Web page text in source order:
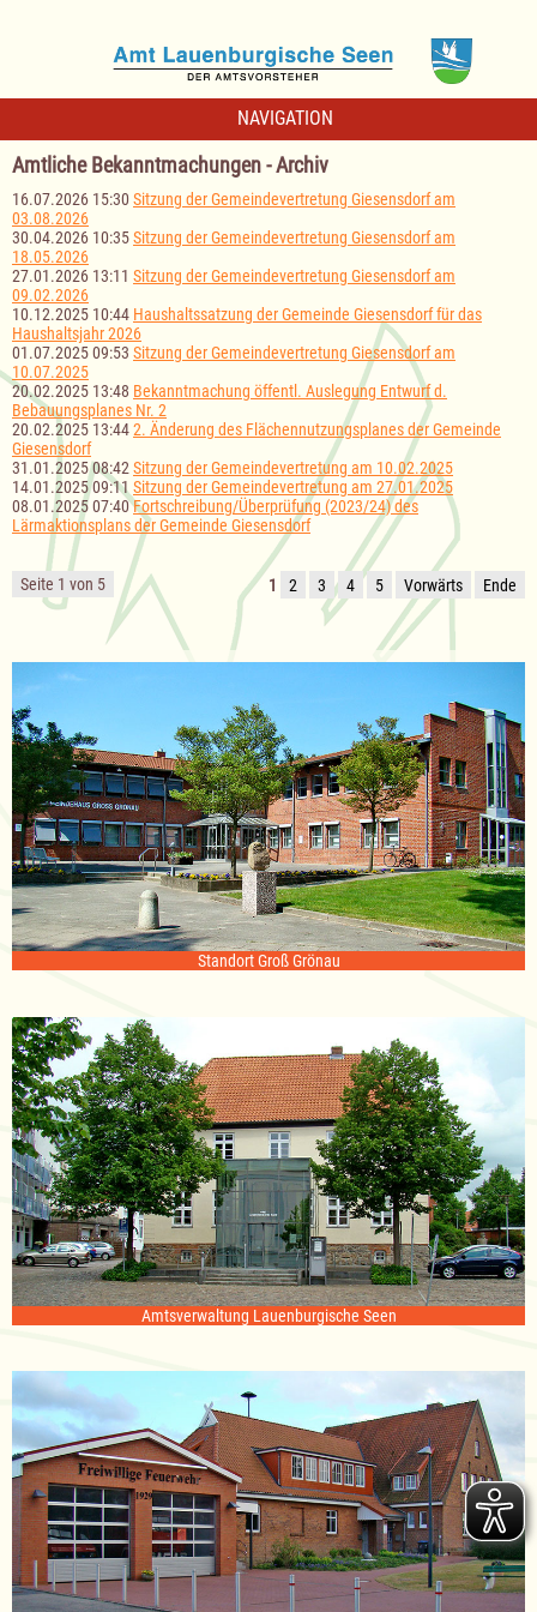
NAVIGATION
Amtliche Bekanntmachungen - Archiv
16.07.2026 15:30 Sitzung der Gemeindevertretung Giesensdorf am
03.08.2026
30.04.2026 10:35Sitzung der Gemeindevertretung Giesensdorf am
18.05.2026
27.01.2026 13:11 Sitzung der Gemeindevertretung Giesensdorf am
09.02.2026
10.12.2025 10:44 Haushaltssatzung der Gemeinde Giesensdorf für das
Haushaltsjahr 2026
01.07.2025 09:53 Sitzung der Gemeindevertretung Giesensdorf am
10.07.2025
20.02.2025 13:48 Bekanntmachung öffentl. Auslegung Entwurf d.
Bebauungsplanes Nr. 2
20.02.2025 13:442. Änderung des Flächennutzungsplanes der Gemeinde
Giesensdorf
31.01.2025 08:42 Sitzung der Gemeindevertretung am 10.02.2025
14.01.2025 09:11 Sitzung der Gemeindevertretung am 27.01.2025
08.01.2025 07:40Fortschreibung/Überprüfung (2023/24) des
Lärmaktionsplans der Gemeinde Giesensdorf
Seite 1 von 5 1 2 3 4 5 Vorwärts Ende
Standort Groß Grönau
Amtsverwaltung Lauenburgische Seen